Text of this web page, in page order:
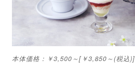
本体価格：￥3,500～[￥3,850～(税込)]